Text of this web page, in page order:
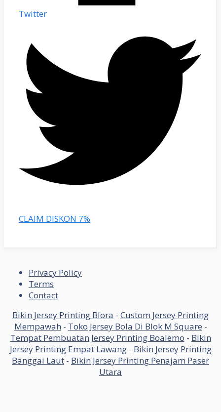
Twitter
CLAIM DISKON 7%
Privacy Policy
Terms
Contact
Bikin Jersey Printing Blora - Custom Jersey Printing
Mempawah - Toko Jersey Bola Di Blok M Square -
Tempat Pembuatan Jersey Printing Boalemo - Bikin
Jersey Printing Empat Lawang- Bikin Jersey Printing
Banggai Laut - Bikin Jersey Printing Penajam Paser
Utara